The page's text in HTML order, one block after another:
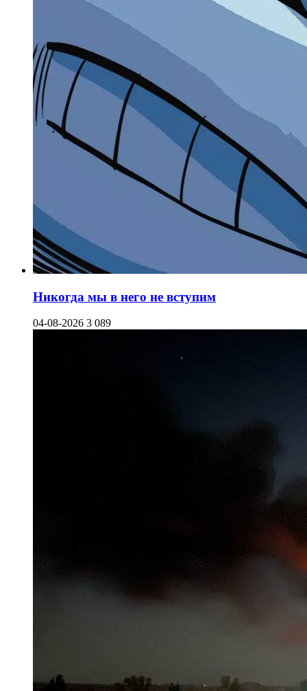
Никогда мы в него не вступим
04-08-2026 3 089